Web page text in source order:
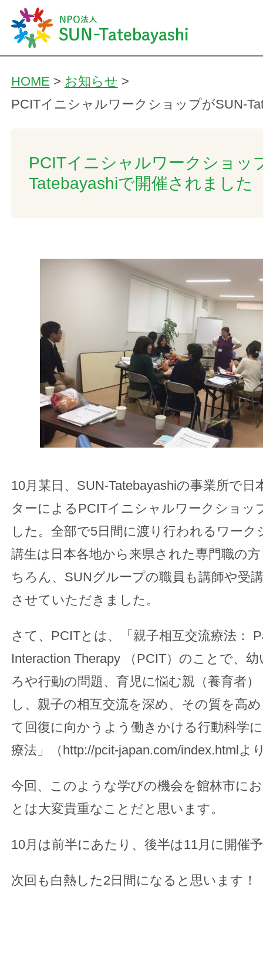
HOME > お知らせ >
PCITイニシャルワークショップが
PCITイニシャルワークショッ
Tatebayashiで開催されました
10月某日、SUN‐Tatebayashiの事業所で日
ターによるPCITイニシャルワークショッ
した。全部で5日間に渡り行われるワーク
講生は日本各地から来県された専門職の
ちろん、SUNグループの職員も講師や受
させていただきました。
さて、PCITとは、「親子相互交流療法：
Interaction Therapy （PCIT）のことで、
ろや行動の問題、育児に悩む親（養育者
し、親子の相互交流を深め、その質を高
て回復に向かうよう働きかける行動科学
療法」（http://pcit-japan.com/index.htmlよ
今回、このような学びの機会を館林市に
とは大変貴重なことだと思います。
10月は前半にあたり、後半は11月に開催
次回も白熱した2日間になると思います！